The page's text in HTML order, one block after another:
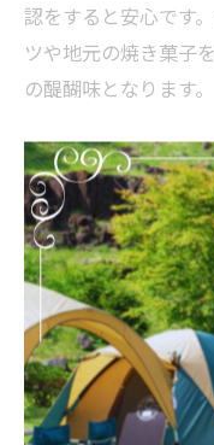
認をすると安心です
ツや地元の焼き菓子
の醍醐味となります。
香り豊かなカフェ
長野県内のカフェで
感できる工夫がなさ
ィーやティーフライ
お店もあり、紅茶初
カフェによっては、
や、地元作家の器を
れています。香り豊